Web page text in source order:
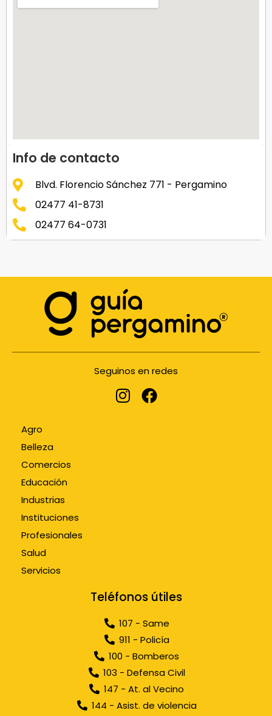
Info de contacto
Blvd. Florencio Sánchez 771 - Pergamino
02477 41-8731
02477 64-0731
Seguinos en redes
Agro
Belleza
Comercios
Educación
Industrias
Instituciones
Profesionales
Salud
Servicios
Teléfonos útiles
107 - Same
911 - Policía
100 - Bomberos
103 - Defensa Civil
147 - At. al Vecino
144 - Asist. de violencia